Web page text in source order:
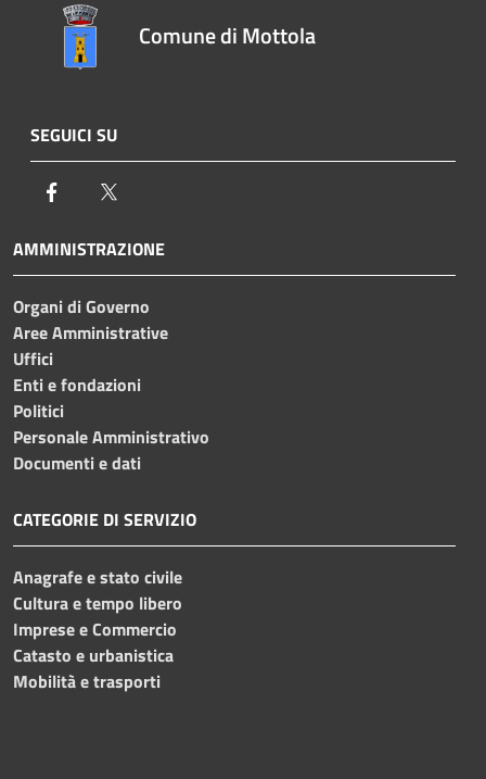
Comune di Mottola
SEGUICI SU
Facebook
AMMINISTRAZIONE
Organi di Governo
Aree Amministrative
Uffici
Enti e fondazioni
Politici
Personale Amministrativo
Documenti e dati
CATEGORIE DI SERVIZIO
Anagrafe e stato civile
Cultura e tempo libero
Imprese e Commercio
Catasto e urbanistica
Mobilità e trasporti